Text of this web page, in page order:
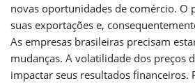
novas oportunidades de comércio. O
suas exportações e,
As empresas brasileiras precisam
mudanças. A volatilidade dos preços
impactar seus resultados financeiros.